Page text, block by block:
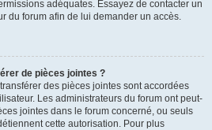
adéquates. Essayez de contacter un
du forum afin de lui demander un accès.
de pièces jointes ?
des pièces jointes sont accordées
Les administrateurs du forum ont peut-
jointes dans le forum concerné, ou seuls
cette autorisation. Pour plus